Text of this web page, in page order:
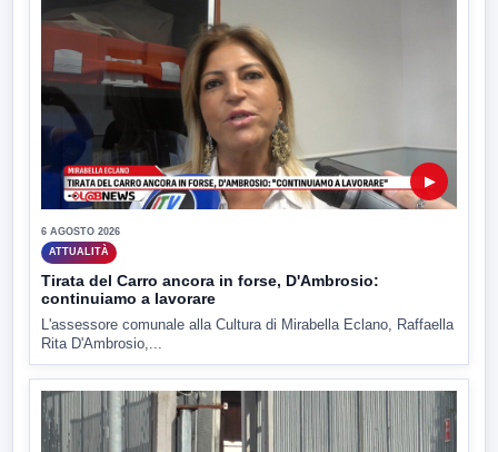
▶
6 AGOSTO 2026
ATTUALITÀ
Tirata del Carro ancora in forse, D'Ambrosio:
continuiamo a lavorare
L'assessore comunale alla Cultura di Mirabella Eclano, Raffaella
Rita D'Ambrosio,...